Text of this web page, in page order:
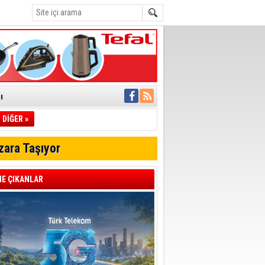
İletti
müdahale
Geçti
DİĞER »
Taşıyor
ÇIKANLAR